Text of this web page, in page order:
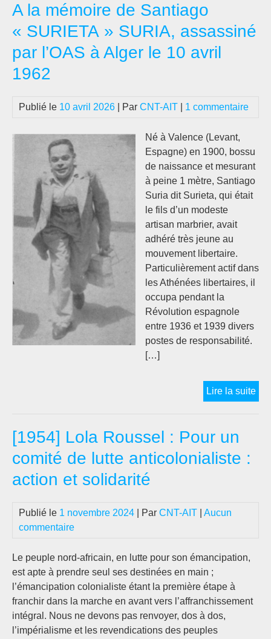
A la mémoire de Santiago
« SURIETA » SURIA, assassiné
par l’OAS à Alger le 10 avril
1962
Publié le 10 avril 2026 | Par CNT-AIT 1 commentaire
Né à Valence (Levant,
Espagne) en 1900, bossu
de naissance et mesurant
à peine 1 mètre, Santiago
Suria dit Surieta, qui était
le fils d’un modeste
artisan marbrier, avait
adhéré très jeune au
mouvement libertaire.
Particulièrement actif dans
les Athénées libertaires, il
occupa pendant la
Révolution espagnole
entre 1936 et 1939 divers
postes de responsabilité.
[…]
Lire la suiteA
la
[1954] Lola Roussel : Pour un
comité de lutte anticolonialiste :
action et solidarité
Publié le 1 novembre 2024 | Par CNT-AIT
Aucun
commentaire
Le peuple nord-africain, en lutte pour son émancipation,
est apte à prendre seul ses destinées en main ;
l’émancipation colonialiste étant la première étape à
franchir dans la marche en avant vers l’affranchissement
intégral. Nous ne devons pas renvoyer, dos à dos,
l’impérialisme et les revendications des peuples